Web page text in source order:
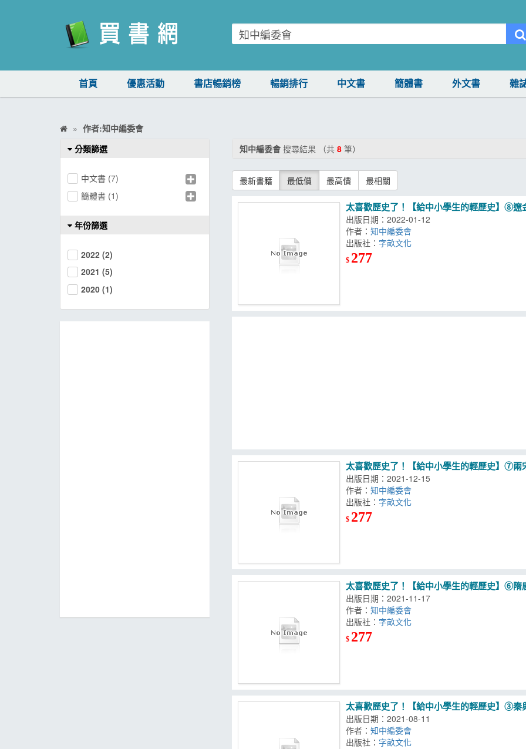
首頁 優惠活動 書店暢銷榜 暢銷排行 中文書 簡體書 外文書 雜
作者:知中編委會
知中編委會搜尋結果 （共 8筆）
最新書籍 最低價 最高價 最相關
太喜歡歷史了！【給中小學生的輕歷史】⑧遼
出版日期：2022-01-12
作者：知中編委會
出版社：
$ 277
太喜歡歷史了！【給中小學生的輕歷史】⑦兩
出版日期：2021-12-15
作者：知中編委會
出版社：
$ 277
太喜歡歷史了！【給中小學生的輕歷史】⑥隋
出版日期：2021-11-17
作者：知中編委會
出版社：
$ 277
太喜歡歷史了！【給中小學生的輕歷史】③秦
出版日期：2021-08-11
作者：知中編委會
出版社：
分類篩選
中文書 (7)
簡體書 (1)
年份篩選
2022 (2)
2021 (5)
2020 (1)